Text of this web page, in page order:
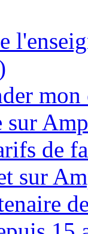
de
sur